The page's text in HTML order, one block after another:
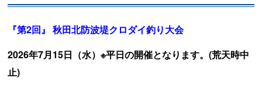
『第2回』 秋田北防波堤クロダイ釣り大会
2026年7月15日（水）※平日の開催となります。(荒天時中
止)